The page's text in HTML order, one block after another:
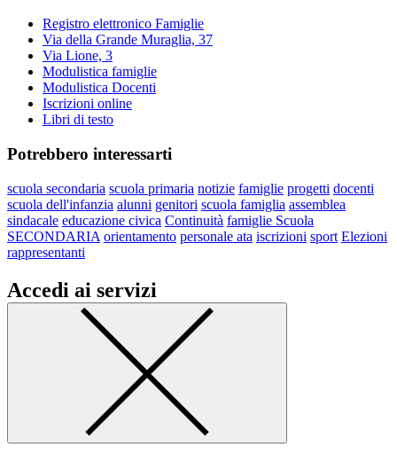
Registro elettronico Famiglie
Via della Grande Muraglia, 37
Via Lione, 3
Modulistica famiglie
Modulistica Docenti
Iscrizioni online
Libri di testo
Potrebbero interessarti
scuola secondaria scuola primaria notizie famiglie progetti docenti
scuola dell'infanzia alunni genitori scuola famiglia assemblea
sindacale educazione civica Continuità famiglie Scuola
SECONDARIA orientamento personale ata iscrizioni sport Elezioni
rappresentanti
Accedi ai servizi